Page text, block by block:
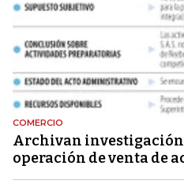
COMERCIO
Archivan
operación de venta de